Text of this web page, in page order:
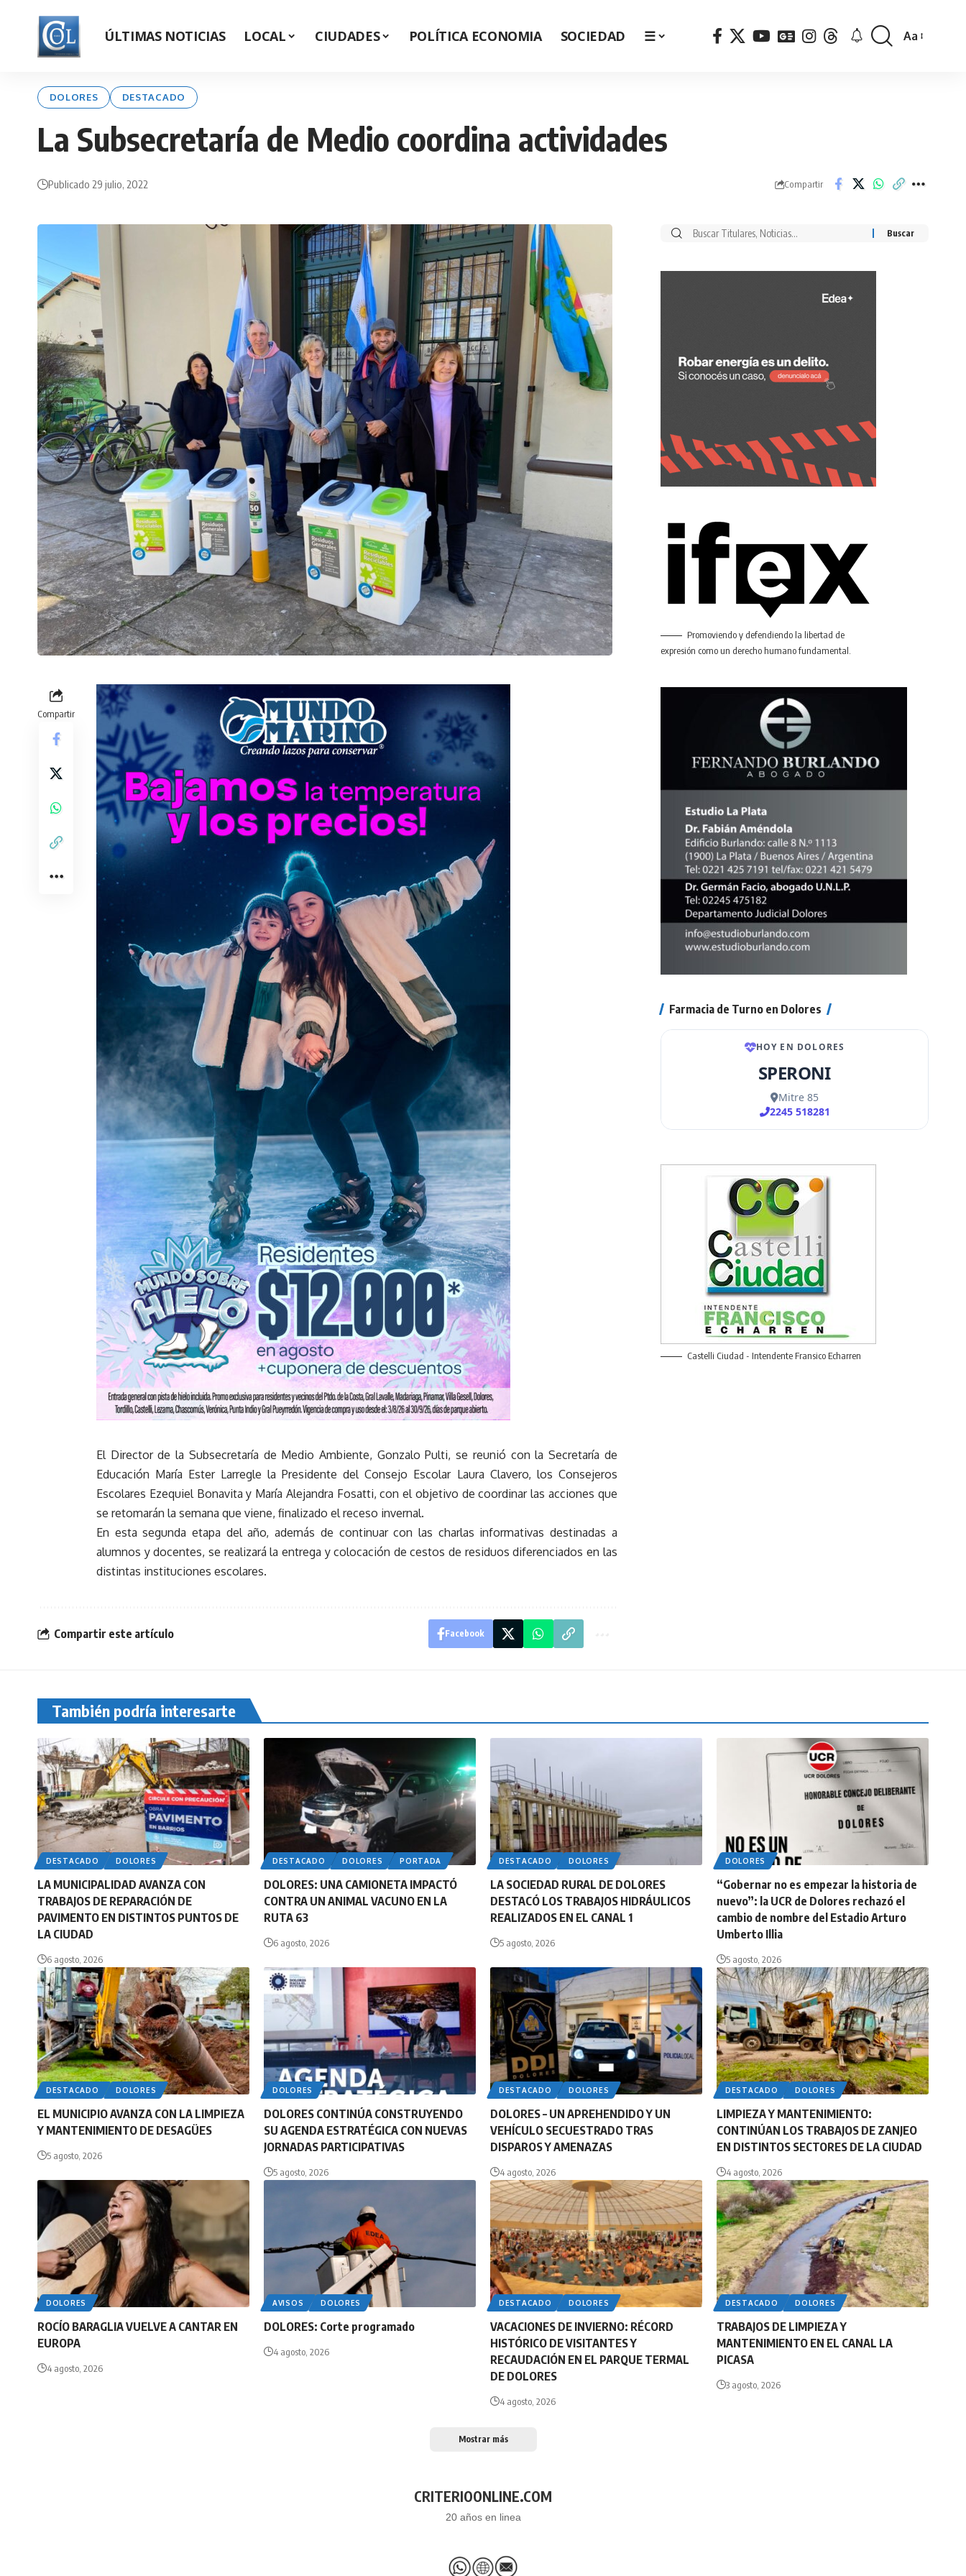
ÚLTIMAS NOTICIAS LOCAL CIUDADES POLÍTICA ECONOMIA SOCIEDAD ☰
Font
Aa
DOLORES DESTACADO
La Subsecretaría de Medio coordina actividades
Publicado 29 julio, 2022 Compartir
Compartir
El Director de la Subsecretaría de Medio Ambiente, Gonzalo Pulti, se reunió con la Secretaría de
Educación María Ester Larregle la Presidente del Consejo Escolar Laura Clavero, los Consejeros
Escolares Ezequiel Bonavita y María Alejandra Fosatti, con el objetivo de coordinar las acciones que
se retomarán la semana que viene, finalizado el receso invernal.
En esta segunda etapa del año, además de continuar con las charlas informativas destinadas a
alumnos y docentes, se realizará la entrega y colocación de cestos de residuos diferenciados en las
distintas instituciones escolares.
Compartir este artículo Facebook
Buscar
Promoviendo y defendiendo la libertad de
expresión como un derecho humano fundamental.
Farmacia de Turno en Dolores
Castelli Ciudad - Intendente Fransico Echarren
También podría interesarte
DESTACADO DOLORES
LA MUNICIPALIDAD AVANZA CON
TRABAJOS DE REPARACIÓN DE
PAVIMENTO EN DISTINTOS PUNTOS DE
LA CIUDAD
6 agosto, 2026
DESTACADO DOLORES PORTADA
DOLORES: UNA CAMIONETA IMPACTÓ
CONTRA UN ANIMAL VACUNO EN LA
RUTA 63
6 agosto, 2026
DESTACADO DOLORES
LA SOCIEDAD RURAL DE DOLORES
DESTACÓ LOS TRABAJOS HIDRÁULICOS
REALIZADOS EN EL CANAL 1
5 agosto, 2026
DOLORES
“Gobernar no es empezar la historia de
nuevo”: la UCR de Dolores rechazó el
cambio de nombre del Estadio Arturo
Umberto Illia
5 agosto, 2026
DESTACADO DOLORES
EL MUNICIPIO AVANZA CON LA LIMPIEZA
Y MANTENIMIENTO DE DESAGÜES
5 agosto, 2026
DOLORES
DOLORES CONTINÚA CONSTRUYENDO
SU AGENDA ESTRATÉGICA CON NUEVAS
JORNADAS PARTICIPATIVAS
5 agosto, 2026
DESTACADO DOLORES
DOLORES – UN APREHENDIDO Y UN
VEHÍCULO SECUESTRADO TRAS
DISPAROS Y AMENAZAS
4 agosto, 2026
DESTACADO DOLORES
LIMPIEZA Y MANTENIMIENTO:
CONTINÚAN LOS TRABAJOS DE ZANJEO
EN DISTINTOS SECTORES DE LA CIUDAD
4 agosto, 2026
DOLORES
ROCÍO BARAGLIA VUELVE A CANTAR EN
EUROPA
4 agosto, 2026
AVISOS DOLORES
DOLORES: Corte programado
4 agosto, 2026
DESTACADO DOLORES
VACACIONES DE INVIERNO: RÉCORD
HISTÓRICO DE VISITANTES Y
RECAUDACIÓN EN EL PARQUE TERMAL
DE DOLORES
4 agosto, 2026
DESTACADO DOLORES
TRABAJOS DE LIMPIEZA Y
MANTENIMIENTO EN EL CANAL LA
PICASA
3 agosto, 2026
Mostrar más
CRITERIOONLINE.COM
20 años en linea